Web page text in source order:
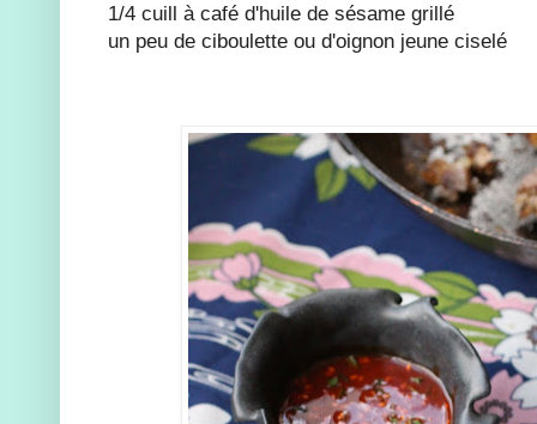
1/4 cuill à café d'huile de sésame grillé
un peu de ciboulette ou d'oignon jeune ciselé